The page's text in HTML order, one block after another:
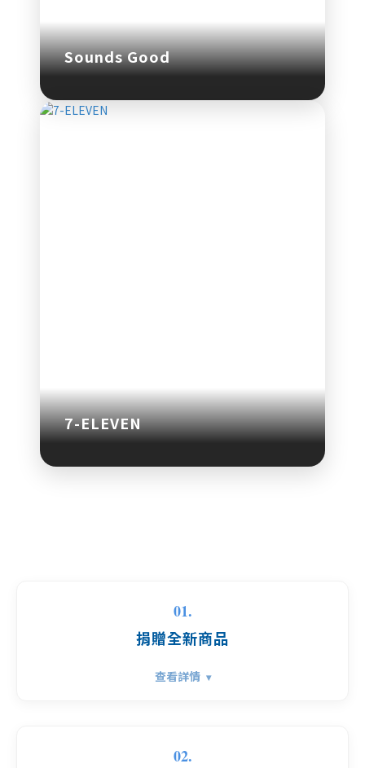
Sounds Good
7-ELEVEN
01.
捐贈全新商品
查看詳情
02.